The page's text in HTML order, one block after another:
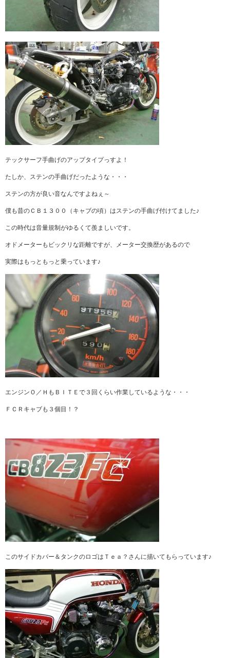
テックサーフ手曲げのアップタイプっすよ！
たしか、ステンの手曲げだったような・・・
ステンの方が良い音なんですよねぇ～
僕も昔のＣＢ１３００（キャブの頃）はステンの手曲げ付けてました♪
この時代は音量規制がゆるくて羨ましいです。
オドメーターもビックリな距離ですが、メーター交換歴があるので
実際はもっともっと乗っています♪
エンジンＯ／ＨもＢＩＴＥで３回くらい作業しているような・・・
ＦＣＲキャブも３個目！？
このサイドカバー＆タンクのロゴはＴｅａ？さんに描いてもらっています♪